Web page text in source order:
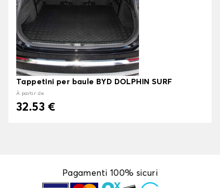
Tappetini per baule BYD DOLPHIN SURF
À partir de
32.53 €
Pagamenti 100% sicuri